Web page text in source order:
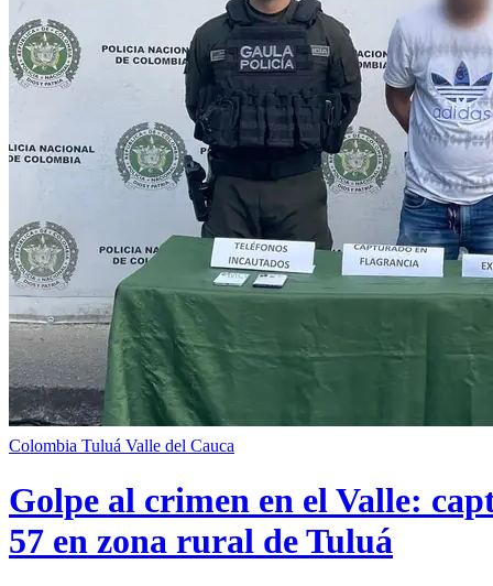
Colombia Tuluá Valle del Cauca
Golpe al crimen en el Valle:
57 en zona rural de Tuluá